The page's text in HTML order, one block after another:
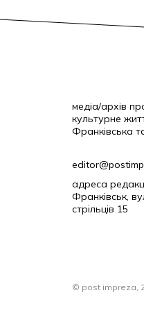
медіа/архів
культурне
Франківська
адреса
Франківськ,
стрільців 15
© post impreza,